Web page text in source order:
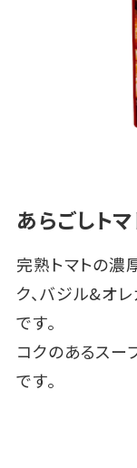
あらごしト
完熟トマトの濃
ク、バジル&オ
です。
コクのあるス
です。